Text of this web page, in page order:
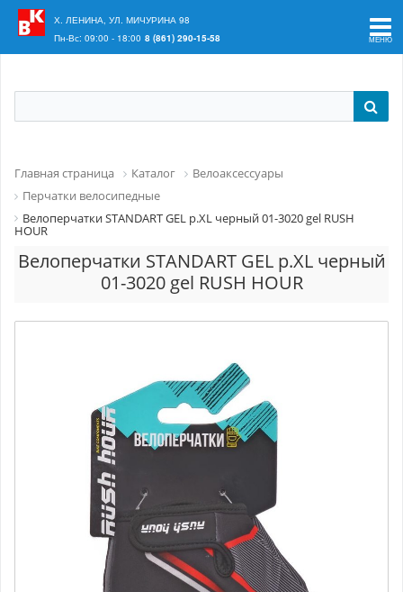
Ваш регион:
Х. ЛЕНИНА, УЛ. МИЧУРИНА 98
Пн-Вс: 09:00 - 18:00 8 (861) 290-15-58
Главная страница Каталог
Велоаксессуары
Перчатки велосипедные
Велоперчатки STANDART GEL р.XL черный 01-3020 gel RUSH
HOUR
Велоперчатки STANDART GEL р.XL черный
01-3020 gel RUSH HOUR